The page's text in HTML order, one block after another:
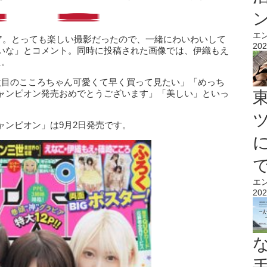
とっても楽しい撮影だったので、一緒にわいわいして
」とコメント。同時に投稿された画像では、伊織もえ
のこころちゃん可愛くて早く買って見たい」「めっち
ピオン発売おめでとうございます」「美しい」といっ
ピオン」は9月2日発売です。
エ
エ